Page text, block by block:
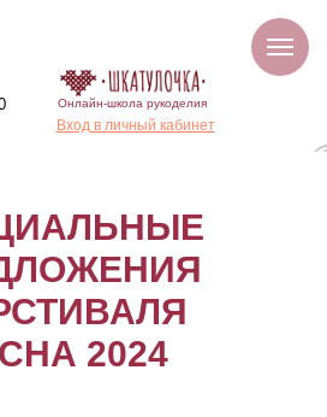
Вход в личный кабинет
Онлайн-школа рукоделия
2024